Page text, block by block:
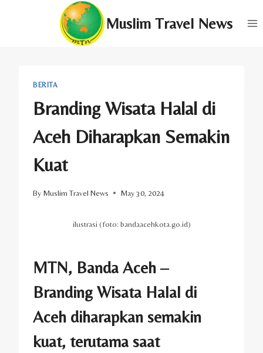
Muslim Travel News
BERITA
Branding Wisata Halal di
Aceh Diharapkan Semakin
Kuat
By Muslim Travel News May 30, 2024
ilustrasi (foto: bandaacehkota.go.id)
MTN, Banda Aceh –
Branding Wisata Halal di
Aceh diharapkan semakin
kuat, terutama saat